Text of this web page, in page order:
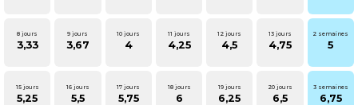
8 jours
3,33
9 jours
3,67
10 jours
4
11 jours
4,25
12 jours
4,5
13 jours
4,75
2 semaines
5
15 jours
5,25
16 jours
5,5
17 jours
5,75
18 jours
6
19 jours
6,25
20 jours
6,5
3 semaines
6,75